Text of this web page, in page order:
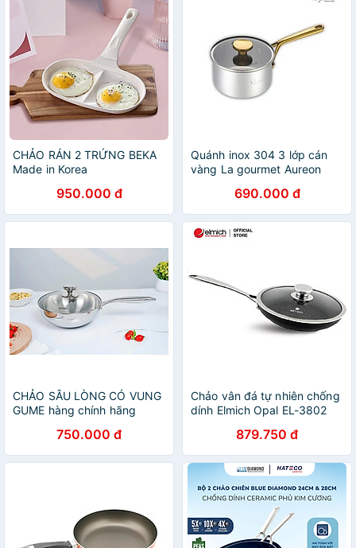
CHẢO RÁN 2 TRỨNG BEKA
Made in Korea
950.000 đ
Quánh inox 304 3 lớp cán
vàng La gourmet Aureon
690.000 đ
CHẢO SÂU LÒNG CÓ VUNG
GUME hàng chính hãng
750.000 đ
Chảo vân đá tự nhiên chống
dính Elmich Opal EL-3802
879.750 đ